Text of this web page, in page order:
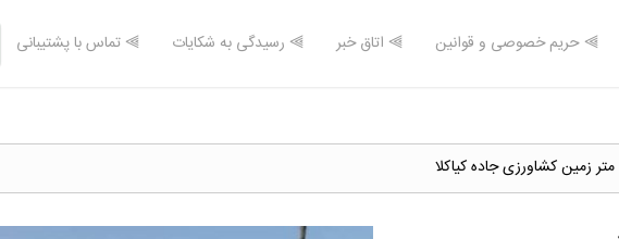
⫸ حریم خصوصی و قوانین ⫸ اتاق خبر ⫸ رسیدگی به شکایات ⫸ تماس با پشتیبانی